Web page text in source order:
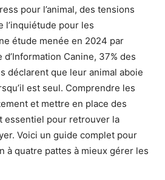
pour l’animal, des tensions
l’inquiétude pour les
étude menée en 2024 par
d’Information Canine, 37% des
déclarent que leur animal aboie
est seul. Comprendre les
et mettre en place des
essentiel pour retrouver la
Voici un guide complet pour
à quatre pattes à mieux gérer les